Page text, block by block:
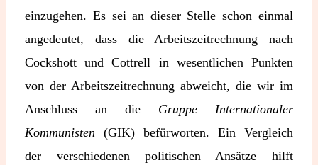
einzugehen. Es sei an dieser Stelle schon einmal
angedeutet, dass die Arbeitszeitrechnung nach
Cockshott und Cottrell in wesentlichen Punkten
von der Arbeitszeitrechnung abweicht, die wir im
Anschluss an die Gruppe Internationaler
Kommunisten (GIK) befürworten. Ein Vergleich
der verschiedenen politischen Ansätze hilft